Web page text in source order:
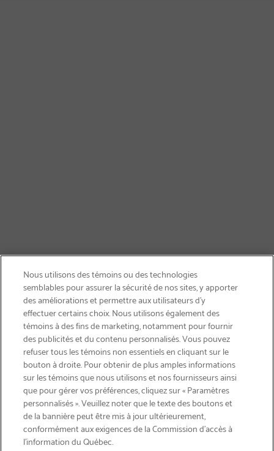
INSCRIVEZ-VOUS & ÉCONOMISEZ 15%
Courriel
Nous utilisons des témoins ou des technologies
semblables pour assurer la sécurité de nos sites, y apporter
des améliorations et permettre aux utilisateurs d’y
effectuer certains choix. Nous utilisons également des
témoins à des fins de marketing, notamment pour fournir
des publicités et du contenu personnalisés. Vous pouvez
refuser tous les témoins non essentiels en cliquant sur le
bouton à droite. Pour obtenir de plus amples informations
sur les témoins que nous utilisons et nos fournisseurs ainsi
que pour gérer vos préférences, cliquez sur « Paramètres
personnalisés ». Veuillez noter que le texte des boutons et
de la bannière peut être mis à jour ultérieurement,
conformément aux exigences de la Commission d’accès à
l’information du Québec.